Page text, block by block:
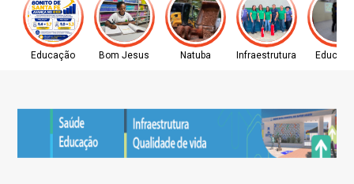
Educação Bom Jesus Natuba Infraestrutura